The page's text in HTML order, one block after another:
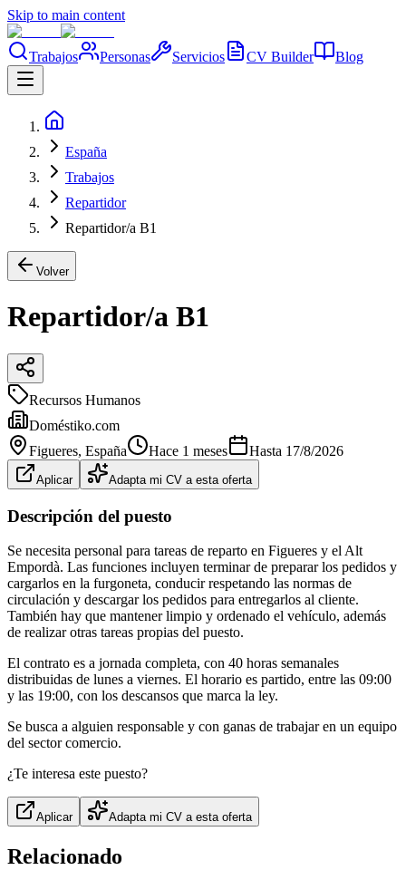
Skip to main content
Trabajos Personas Servicios CV Builder Blog
España
Trabajos
Repartidor
Repartidor/a B1
Volver
Repartidor/a B1
Recursos Humanos
Doméstiko.com
Figueres, España Hace 1 meses Hasta 17/8/2026
Aplicar Adapta mi CV a esta oferta
Descripción del puesto
Se necesita personal para tareas de reparto en Figueres y el Alt
Empordà. Las funciones incluyen terminar de preparar los pedidos y
cargarlos en la furgoneta, conducir respetando las normas de
circulación y descargar los pedidos para entregarlos al cliente.
También hay que mantener limpio y ordenado el vehículo, además
de realizar otras tareas propias del puesto.
El contrato es a jornada completa, con 40 horas semanales
distribuidas de lunes a viernes. El horario es partido, entre las 09:00
y las 19:00, con los descansos que marca la ley.
Se busca a alguien responsable y con ganas de trabajar en un equipo
del sector comercio.
¿Te interesa este puesto?
Aplicar Adapta mi CV a esta oferta
Relacionado